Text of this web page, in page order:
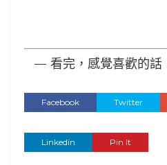
— 看完，感覺喜歡的
Facebook Twitter
Linkedin Pin It